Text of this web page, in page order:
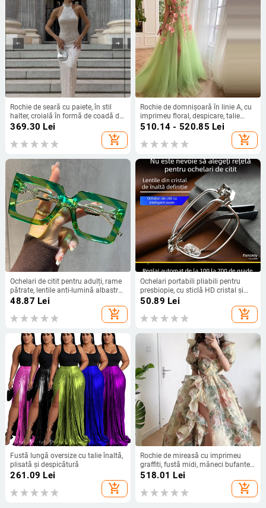
Rochie de seară cu paiete, în stil
halter, croială în formă de coadă de
pește, lungă, talie înaltă
369.30 Lei
add_shopping_cart
Rochie de domnișoară în linie A, cu
imprimeu floral, despicare, talie
înaltă, fustă lungă
510.14 - 520.85 Lei
add_shopping_cart
Ochelari de citit pentru adulți, rame
pătrate, lentile anti-lumină albastră,
cadru complet, lentile din
48.87 Lei
add_shopping_cart
Ochelari portabili pliabili pentru
presbiopie, cu sticlă HD cristal și
reglaj automat al dioptriilor, rame
metalice pătrate, stil vintage pentru
seniori
50.89 Lei
add_shopping_cart
Fustă lungă oversize cu talie înaltă,
plisată și despicătură
261.09 Lei
add_shopping_cart
Rochie de mireasă cu imprimeu
graffiti, fustă midi, mâneci bufante,
decolteu pătrat, talie înaltă
518.01 Lei
add_shopping_cart